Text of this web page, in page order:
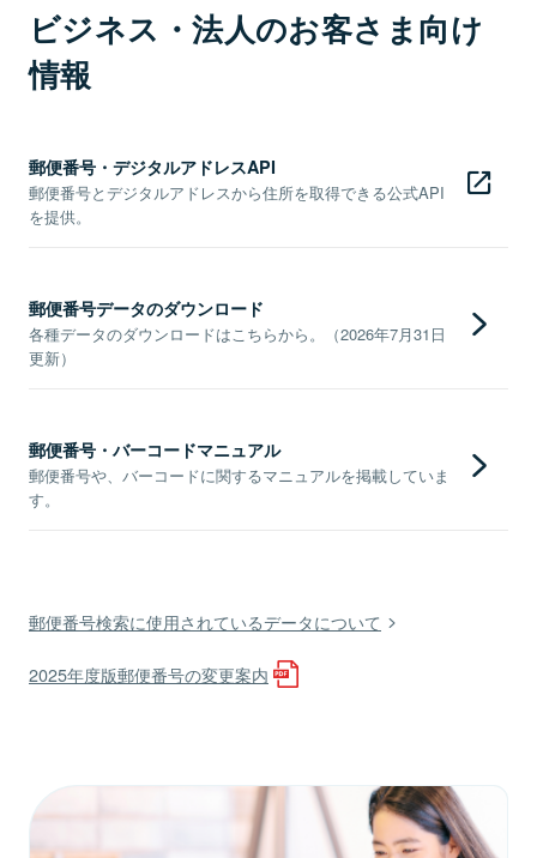
ビジネス・法人のお客さま向け
情報
郵便番号・デジタルアドレスAPI
郵便番号とデジタルアドレスから住所を取得できる公式API
を提供。
郵便番号データのダウンロード
各種データのダウンロードはこちらから。（2026年7月31日
更新）
郵便番号・バーコードマニュアル
郵便番号や、バーコードに関するマニュアルを掲載していま
す。
郵便番号検索に使用されているデータについて
2025年度版郵便番号の変更案内